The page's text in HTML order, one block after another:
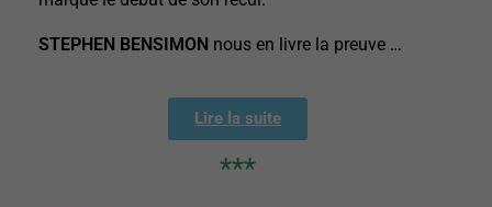
STEPHEN BENSIMON nous en livre la preuve …
Lire la suite
***